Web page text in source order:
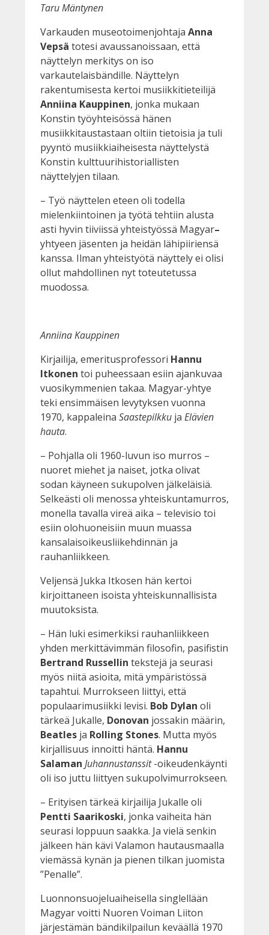
Taru Mäntynen
Varkauden museotoimenjohtaja Anna
Vepsä totesi avaussanoissaan, että
näyttelyn merkitys on iso
varkautelaisbändille. Näyttelyn
rakentumisesta kertoi musiikkitieteilijä
Anniina Kauppinen, jonka mukaan
Konstin työyhteisössä hänen
musiikkitaustastaan oltiin tietoisia ja tuli
pyyntö musiikkiaiheisesta näyttelystä
Konstin kulttuurihistoriallisten
näyttelyjen tilaan.
– Työ näyttelen eteen oli todella
mielenkiintoinen ja työtä tehtiin alusta
asti hyvin tiiviissä yhteistyössä Magyar–
yhtyeen jäsenten ja heidän lähipiiriensä
kanssa. Ilman yhteistyötä näyttely ei olisi
ollut mahdollinen nyt toteutetussa
muodossa.
Anniina Kauppinen
Kirjailija, emeritusprofessori Hannu
Itkonen toi puheessaan esiin ajankuvaa
vuosikymmenien takaa. Magyar-yhtye
teki ensimmäisen levytyksen vuonna
1970, kappaleina Saastepilkku ja Elävien
hauta.
– Pohjalla oli 1960-luvun iso murros –
nuoret miehet ja naiset, jotka olivat
sodan käyneen sukupolven jälkeläisiä.
Selkeästi oli menossa yhteiskuntamurros,
monella tavalla vireä aika – televisio toi
esiin olohuoneisiin muun muassa
kansalaisoikeusliikehdinnän ja
rauhanliikkeen.
Veljensä Jukka Itkosen hän kertoi
kirjoittaneen isoista yhteiskunnallisista
muutoksista.
– Hän luki esimerkiksi rauhanliikkeen
yhden merkittävimmän filosofin, pasifistin
Bertrand Russellin tekstejä ja seurasi
myös niitä asioita, mitä ympäristössä
tapahtui. Murrokseen liittyi, että
populaarimusiikki levisi. Bob Dylan oli
tärkeä Jukalle, Donovan jossakin määrin,
Beatles ja Rolling Stones. Mutta myös
kirjallisuus innoitti häntä. Hannu
Salaman Juhannustanssit-oikeudenkäynti
oli iso juttu liittyen sukupolvimurrokseen.
– Erityisen tärkeä kirjailija Jukalle oli
Pentti Saarikoski, jonka vaiheita hän
seurasi loppuun saakka. Ja vielä senkin
jälkeen hän kävi Valamon hautausmaalla
viemässä kynän ja pienen tilkan juomista
”Penalle”.
Luonnonsuojeluaiheisella singlellään
Magyar voitti Nuoren Voiman Liiton
järjestämän bändikilpailun keväällä 1970